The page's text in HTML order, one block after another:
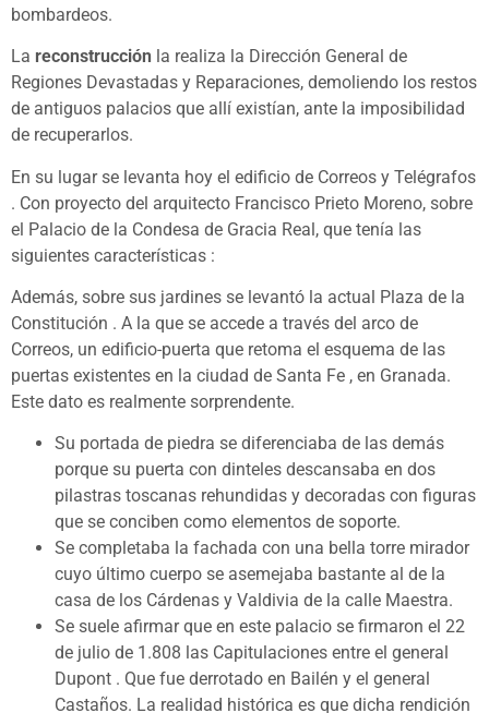
bombardeos.
La reconstrucción la realiza la Dirección General de
Regiones Devastadas y Reparaciones, demoliendo los restos
de antiguos palacios que allí existían, ante la imposibilidad
de recuperarlos.
En su lugar se levanta hoy el edificio de Correos y Telégrafos
. Con proyecto del arquitecto Francisco Prieto Moreno, sobre
el Palacio de la Condesa de Gracia Real, que tenía las
siguientes características :
Además, sobre sus jardines se levantó la actual Plaza de la
Constitución . A la que se accede a través del arco de
Correos, un edificio-puerta que retoma el esquema de las
puertas existentes en la ciudad de Santa Fe , en Granada.
Este dato es realmente sorprendente.
Su portada de piedra se diferenciaba de las demás
porque su puerta con dinteles descansaba en dos
pilastras toscanas rehundidas y decoradas con figuras
que se conciben como elementos de soporte.
Se completaba la fachada con una bella torre mirador
cuyo último cuerpo se asemejaba bastante al de la
casa de los Cárdenas y Valdivia de la calle Maestra.
Se suele afirmar que en este palacio se firmaron el 22
de julio de 1.808 las Capitulaciones entre el general
Dupont . Que fue derrotado en Bailén y el general
Castaños. La realidad histórica es que dicha rendición